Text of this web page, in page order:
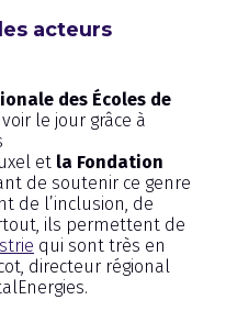
acteurs
des Écoles de
voir le jour grâce à
et la Fondation
de soutenir ce genre
de l’inclusion, de
ils permettent de
qui sont très en
directeur régional